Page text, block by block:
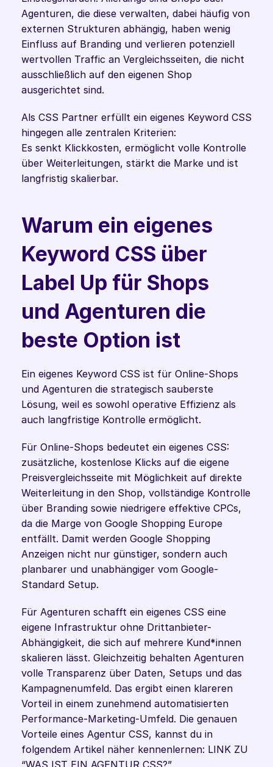
Agenturen, die diese verwalten, dabei häufig von
externen Strukturen abhängig, haben wenig
Einfluss auf Branding und verlieren potenziell
wertvollen Traffic an Vergleichsseiten, die nicht
ausschließlich auf den eigenen Shop
ausgerichtet sind.
Als CSS Partner erfüllt ein eigenes Keyword CSS
hingegen alle zentralen Kriterien:
Es senkt Klickkosten, ermöglicht volle Kontrolle
über Weiterleitungen, stärkt die Marke und ist
langfristig skalierbar.
Warum ein eigenes
Keyword CSS über
Label Up für Shops
und Agenturen die
beste Option ist
Ein eigenes Keyword CSS ist für Online-Shops
und Agenturen die strategisch sauberste
Lösung, weil es sowohl operative Effizienz als
auch langfristige Kontrolle ermöglicht.
Für Online-Shops bedeutet ein eigenes CSS:
zusätzliche, kostenlose Klicks auf die eigene
Preisvergleichsseite mit Möglichkeit auf direkte
Weiterleitung in den Shop, vollständige Kontrolle
über Branding sowie niedrigere effektive CPCs,
da die Marge von Google Shopping Europe
entfällt. Damit werden Google Shopping
Anzeigen nicht nur günstiger, sondern auch
planbarer und unabhängiger vom Google-
Standard Setup.
Für Agenturen schafft ein eigenes CSS eine
eigene Infrastruktur ohne Drittanbieter-
Abhängigkeit, die sich auf mehrere Kund*innen
skalieren lässt. Gleichzeitig behalten Agenturen
volle Transparenz über Daten, Setups und das
Kampagnenumfeld. Das ergibt einen klareren
Vorteil in einem zunehmend automatisierten
Performance-Marketing-Umfeld. Die genauen
Vorteile eines Agentur CSS, kannst du in
folgendem Artikel näher kennenlernen: LINK ZU
“WAS IST EIN AGENTUR CSS?”